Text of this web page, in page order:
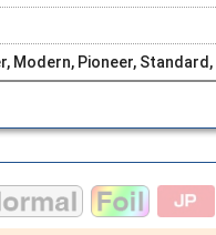
Modern, Pioneer, Standard,